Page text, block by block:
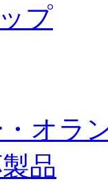
プ
オラ
品